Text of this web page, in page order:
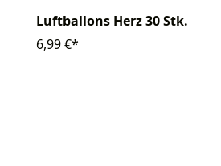
Luftballons Herz 30 Stk.
6,99 €*